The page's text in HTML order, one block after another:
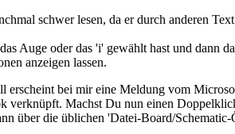
schwer lesen, da er durch anderen
Auge oder das 'i' gewählt hast und dann
anzeigen lassen.
bei mir eine Meldung vom
Machst Du nun einen
über die üblichen 'Datei-Board/